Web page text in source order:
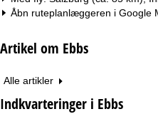
Åbn ruteplanlæggeren i Google
Artikel om Ebbs
Alle artikler
Indkvarteringer i Ebbs